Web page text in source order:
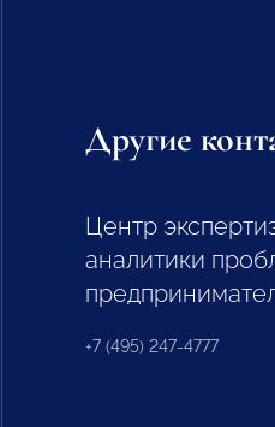
Другие
Центр
аналитики
+7 (495) 247-4777